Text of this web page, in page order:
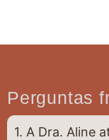
Perguntas
1. A Dra. Aline